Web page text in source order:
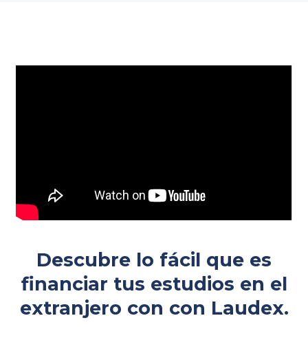
Descubre lo fácil que es
financiar tus estudios en el
extranjero con con Laudex.